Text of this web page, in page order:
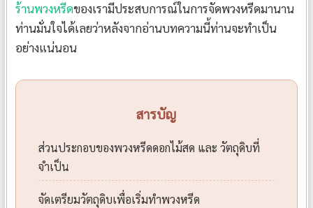
ร้านพวงหรีดของเรามีประสบการณ์ในการจัดพวงหรีดมานาน
ท่านมั่นใจได้เลยว่าหลังจากอ่านบทความนี้ท่านจะทำเป็น
อย่างแน่นอน
สารบัญ
ส่วนประกอบของพวงหรีดดอกไม้สด และ วัตถุดิบที่
จำเป็น
จัดเตรียมวัตถุดิบเพื่อเริ่มทำพวงหรีด